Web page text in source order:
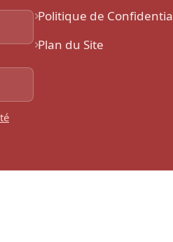
Politique de
Plan du Site